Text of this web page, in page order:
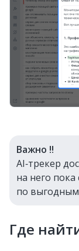
Важно ‼️
AI‑трекер
на него пока
по выгодным
Где